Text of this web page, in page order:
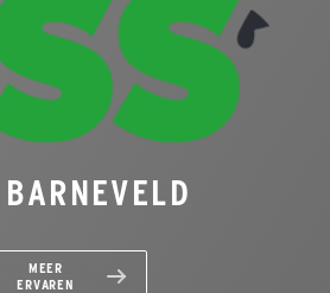
MEER
ERVAREN